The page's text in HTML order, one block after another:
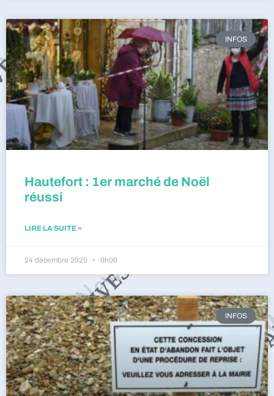
INFOS
Hautefort : 1er marché de Noël
réussi
LIRE LA SUITE »
24 décembre 2020 0h00
INFOS